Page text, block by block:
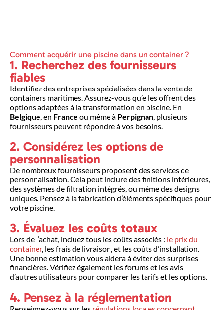
Comment acquérir une piscine dans un container ?
1. Recherchez des fournisseurs
fiables
Identifiez des entreprises spécialisées dans la vente de
containers maritimes. Assurez-vous qu’elles offrent des
options adaptées à la transformation en piscine. En
Belgique, en France ou même à Perpignan, plusieurs
fournisseurs peuvent répondre à vos besoins.
2. Considérez les options de
personnalisation
De nombreux fournisseurs proposent des services de
personnalisation. Cela peut inclure des finitions intérieures,
des systèmes de filtration intégrés, ou même des designs
uniques. Pensez à la fabrication d’éléments spécifiques pour
votre piscine.
3. Évaluez les coûts totaux
Lors de l’achat, incluez tous les coûts associés : le prix du
container, les frais de livraison, et les coûts d’installation.
Une bonne estimation vous aidera à éviter des surprises
financières. Vérifiez également les forums et les avis
d’autres utilisateurs pour comparer les tarifs et les options.
4. Pensez à la réglementation